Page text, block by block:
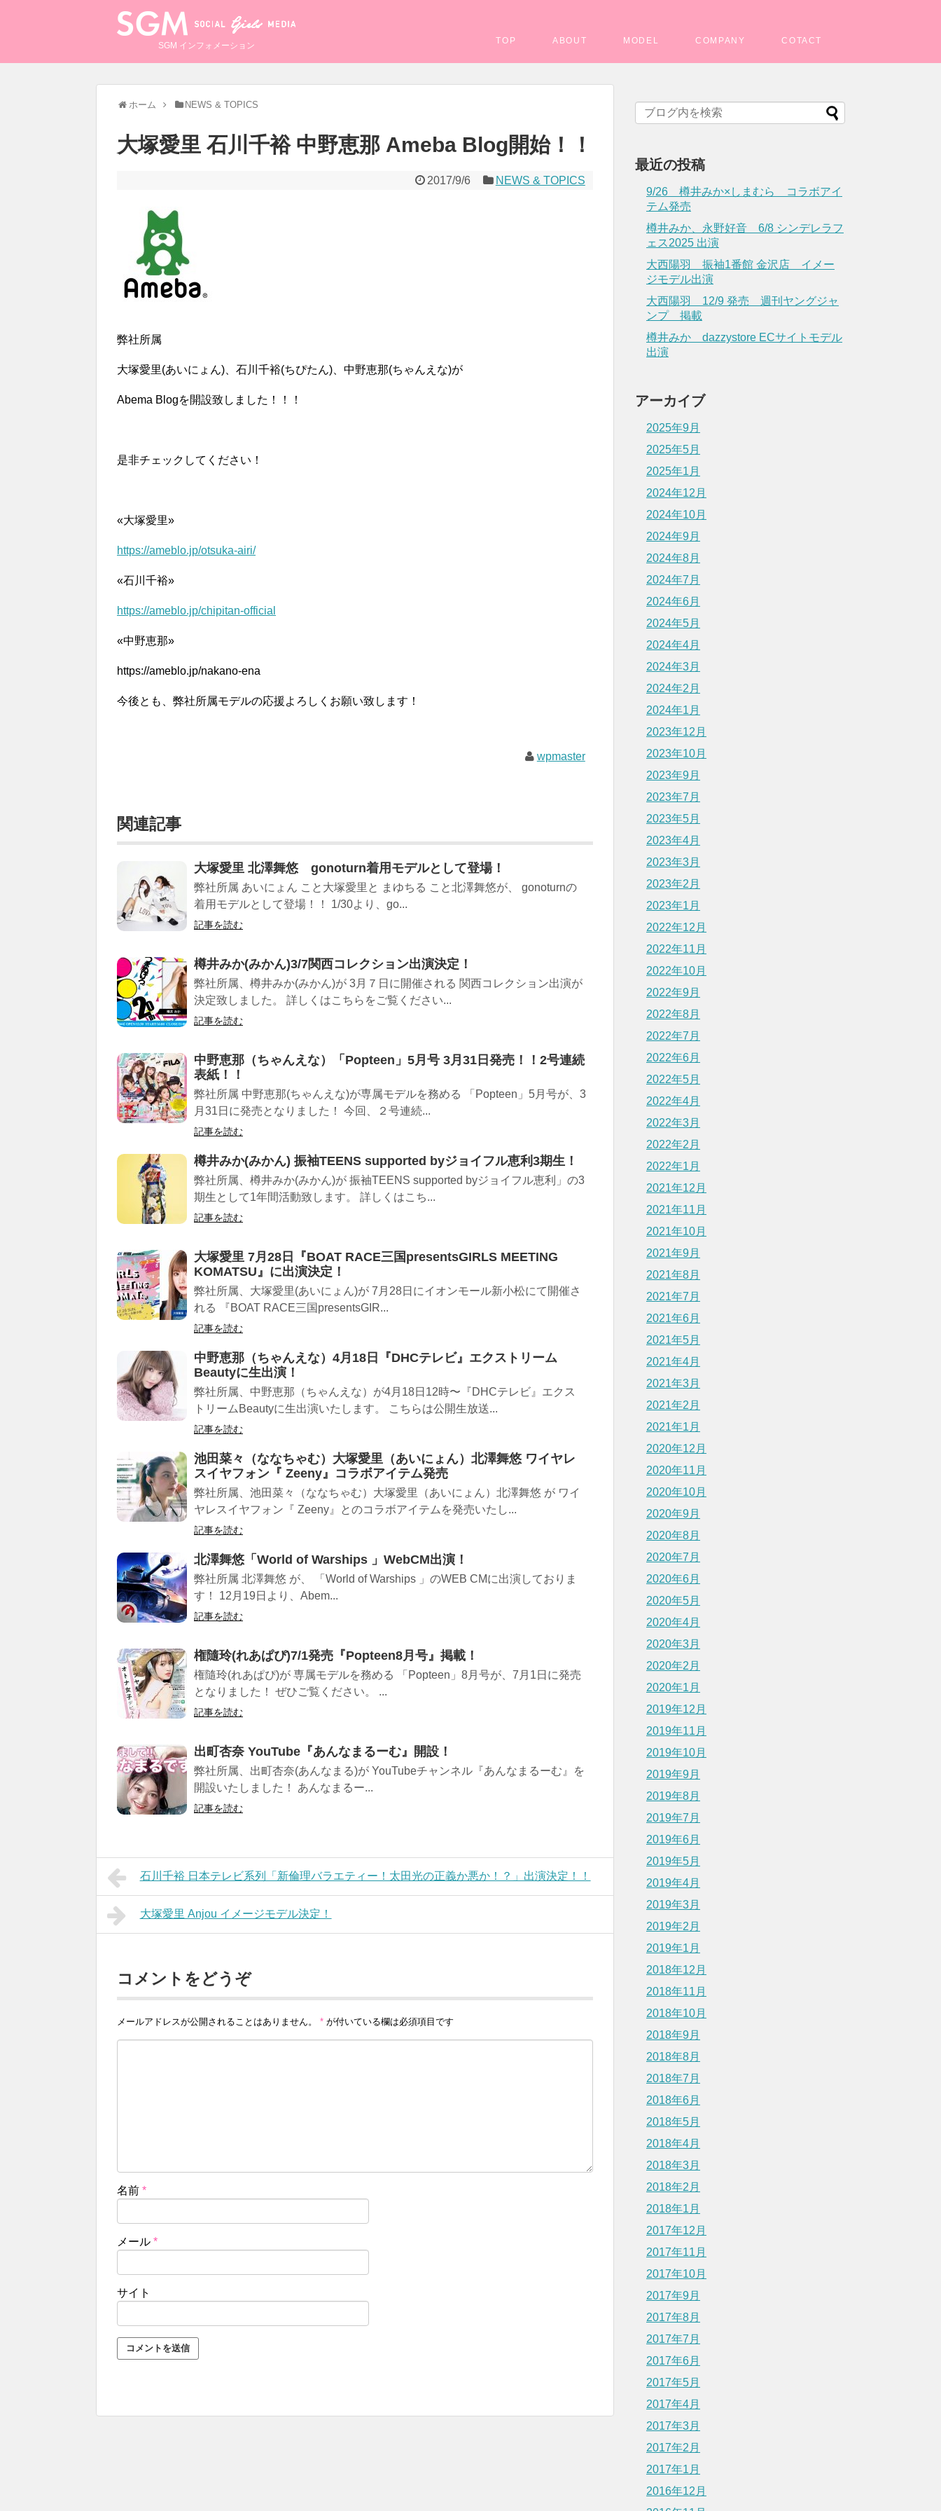
SGM インフォメーション COTACT
COMPANY
MODEL
ABOUT
TOP
ホーム NEWS & TOPICS
大塚愛里 石川千裕 中野恵那 Ameba Blog開始！！
2017/9/6 NEWS & TOPICS
弊社所属
大塚愛里(あいにょん)、石川千裕(ちぴたん)、中野恵那(ちゃんえな)が
Abema Blogを開設致しました！！！
是非チェックしてください！
«大塚愛里»
https://ameblo.jp/otsuka-airi/
«石川千裕»
https://ameblo.jp/chipitan-official
«中野恵那»
https://ameblo.jp/nakano-ena
今後とも、弊社所属モデルの応援よろしくお願い致します！
wpmaster
関連記事
大塚愛里 北澤舞悠 gonoturn着用モデルとして登場！
弊社所属 あいにょん こと大塚愛里と まゆちる こと北澤舞悠が、 gonoturnの
着用モデルとして登場！！ 1/30より、go...
記事を読む
樽井みか(みかん)3/7関西コレクション出演決定！
弊社所属、樽井みか(みかん)が 3月７日に開催される 関西コレクション出演が
決定致しました。 詳しくはこちらをご覧ください...
記事を読む
中野恵那（ちゃんえな）「Popteen」5月号 3月31日発売！！2号連続
表紙！！
弊社所属 中野恵那(ちゃんえな)が専属モデルを務める 「Popteen」5月号が、3
月31日に発売となりました！ 今回、２号連続...
記事を読む
樽井みか(みかん) 振袖TEENS supported byジョイフル恵利3期生！
弊社所属、樽井みか(みかん)が 振袖TEENS supported byジョイフル恵利」の3
期生として1年間活動致します。 詳しくはこち...
記事を読む
大塚愛里 7月28日『BOAT RACE三国presentsGIRLS MEETING
KOMATSU』に出演決定！
弊社所属、大塚愛里(あいにょん)が 7月28日にイオンモール新小松にて開催さ
れる 『BOAT RACE三国presentsGIR...
記事を読む
中野恵那（ちゃんえな）4月18日『DHCテレビ』エクストリーム
Beautyに生出演！
弊社所属、中野恵那（ちゃんえな）が4月18日12時〜『DHCテレビ』エクス
トリームBeautyに生出演いたします。 こちらは公開生放送...
記事を読む
池田菜々（ななちゃむ）大塚愛里（あいにょん）北澤舞悠 ワイヤレ
スイヤフォン『 Zeeny』コラボアイテム発売
弊社所属、池田菜々（ななちゃむ）大塚愛里（あいにょん）北澤舞悠 が ワイ
ヤレスイヤフォン『 Zeeny』とのコラボアイテムを発売いたし...
記事を読む
北澤舞悠「World of Warships 」WebCM出演！
弊社所属 北澤舞悠 が、 「World of Warships 」のWEB CMに出演しておりま
す！ 12月19日より、Abem...
記事を読む
権隨玲(れあぱぴ)7/1発売『Popteen8月号』掲載！
権隨玲(れあぱぴ)が 専属モデルを務める 「Popteen」8月号が、7月1日に発売
となりました！ ぜひご覧ください。 ...
記事を読む
出町杏奈 YouTube『あんなまるーむ』開設！
弊社所属、出町杏奈(あんなまる)が YouTubeチャンネル『あんなまるーむ』を
開設いたしました！ あんなまるー...
記事を読む
石川千裕 日本テレビ系列「新倫理バラエティー！太田光の正義か悪か！？」出演決定！！
大塚愛里 Anjou イメージモデル決定！
コメントをどうぞ
メールアドレスが公開されることはありません。 * が付いている欄は必須項目です
名前 *
メール *
サイト
最近の投稿
9/26 樽井みか×しまむら コラボアイ
テム発売
樽井みか、永野好音 6/8 シンデレラフ
ェス2025 出演
大西陽羽 振袖1番館 金沢店 イメー
ジモデル出演
大西陽羽 12/9 発売 週刊ヤングジャ
ンプ 掲載
樽井みか dazzystore ECサイトモデル
出演
アーカイブ
2025年9月
2025年5月
2025年1月
2024年12月
2024年10月
2024年9月
2024年8月
2024年7月
2024年6月
2024年5月
2024年4月
2024年3月
2024年2月
2024年1月
2023年12月
2023年10月
2023年9月
2023年7月
2023年5月
2023年4月
2023年3月
2023年2月
2023年1月
2022年12月
2022年11月
2022年10月
2022年9月
2022年8月
2022年7月
2022年6月
2022年5月
2022年4月
2022年3月
2022年2月
2022年1月
2021年12月
2021年11月
2021年10月
2021年9月
2021年8月
2021年7月
2021年6月
2021年5月
2021年4月
2021年3月
2021年2月
2021年1月
2020年12月
2020年11月
2020年10月
2020年9月
2020年8月
2020年7月
2020年6月
2020年5月
2020年4月
2020年3月
2020年2月
2020年1月
2019年12月
2019年11月
2019年10月
2019年9月
2019年8月
2019年7月
2019年6月
2019年5月
2019年4月
2019年3月
2019年2月
2019年1月
2018年12月
2018年11月
2018年10月
2018年9月
2018年8月
2018年7月
2018年6月
2018年5月
2018年4月
2018年3月
2018年2月
2018年1月
2017年12月
2017年11月
2017年10月
2017年9月
2017年8月
2017年7月
2017年6月
2017年5月
2017年4月
2017年3月
2017年2月
2017年1月
2016年12月